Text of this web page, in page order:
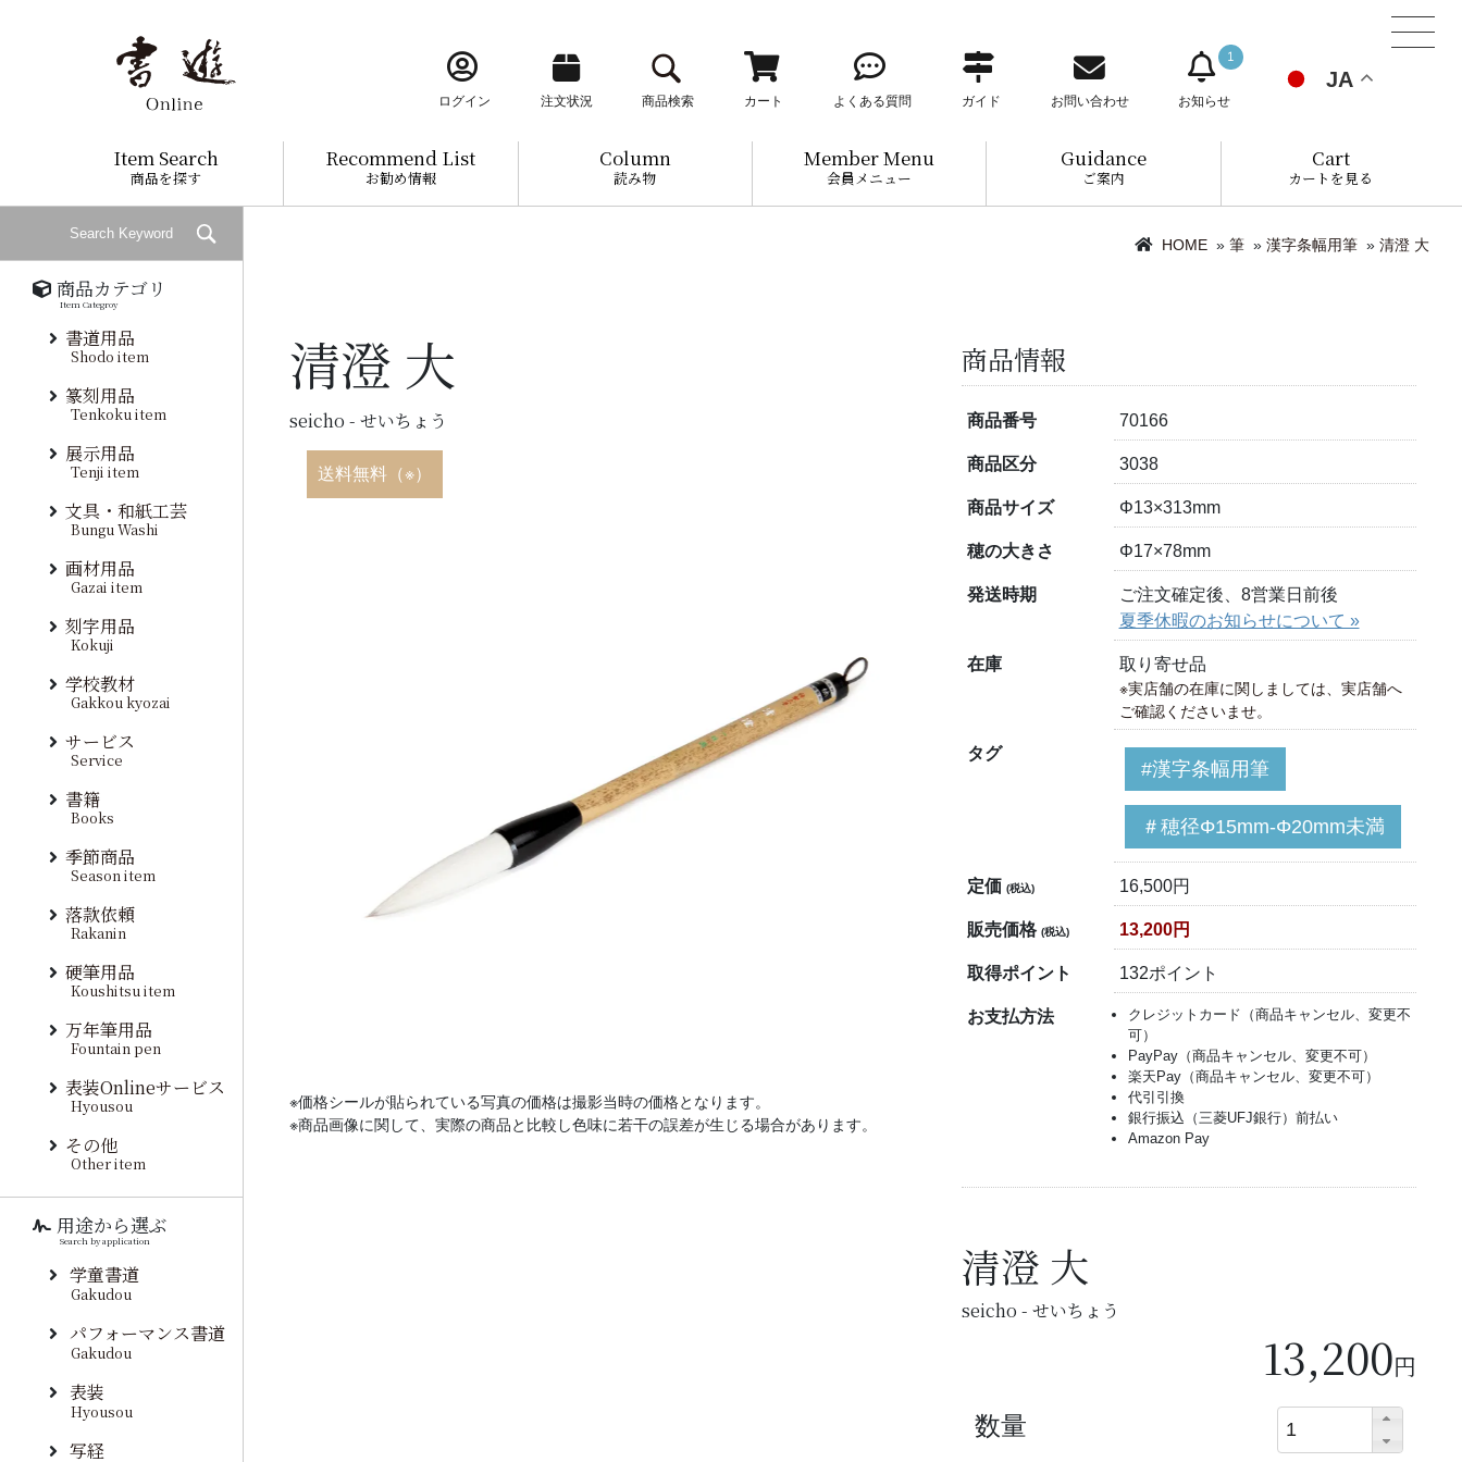
ログイン 注文状況 商品検索 カート よくある質問 ガイド お問い合わせ
1
お知らせ
JA
Item Search
商品を探す
Recommend List
お勧め情報
Column
読み物
Member Menu
会員メニュー
Guidance
ご案内
Cart
カートを見る
HOME » 筆 » 漢字条幅用筆 » 清澄 大
清澄 大
seicho - せいちょう
送料無料（※）
※価格シールが貼られている写真の価格は撮影当時の価格となります。
※商品画像に関して、実際の商品と比較し色味に若干の誤差が生じる場合があります。
商品情報
商品番号 70166
商品区分 3038
商品サイズ Φ13×313mm
穂の大きさ Φ17×78mm
発送時期
ご注文確定後、8営業日前後
夏季休暇のお知らせについて »
在庫 取り寄せ品
※実店舗の在庫に関しましては、実店舗へ
ご確認くださいませ。
タグ
#漢字条幅用筆
＃穂径Φ15mm-Φ20mm未満
定価(税込) 16,500円
販売価格(税込) 13,200円
取得ポイント 132ポイント
お支払方法
クレジットカード（商品キャンセル、変更不
可）
PayPay（商品キャンセル、変更不可）
楽天Pay（商品キャンセル、変更不可）
代引引換
銀行振込（三菱UFJ銀行）前払い
Amazon Pay
清澄 大
seicho - せいちょう
13,200円
数量
商品カテゴリ
Item Categroy
書道用品
Shodo item
篆刻用品
Tenkoku item
展示用品
Tenji item
文具・和紙工芸
Bungu Washi
画材用品
Gazai item
刻字用品
Kokuji
学校教材
Gakkou kyozai
サービス
Service
書籍
Books
季節商品
Season item
落款依頼
Rakanin
硬筆用品
Koushitsu item
万年筆用品
Fountain pen
表装Onlineサービス
Hyousou
その他
Other item
用途から選ぶ
Search by application
学童書道
Gakudou
パフォーマンス書道
Gakudou
表装
Hyousou
写経